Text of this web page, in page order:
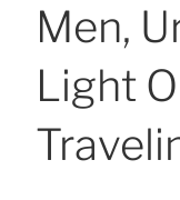
Men,
Light